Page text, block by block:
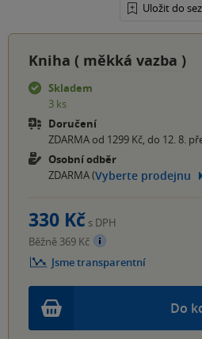
Uložit do
Kniha ( měkká vazba )
Skladem
3 ks
Doručení
ZDARMA od 1299 Kč, do 12. 8.
Osobní odběr
ZDARMA (Vyberte prodejnu
Do
330 Kč s DPH
Běžně 369 Kč
Jsme transparentní